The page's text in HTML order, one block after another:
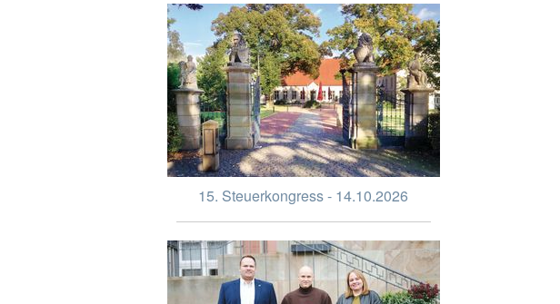
15. Steuerkongress - 14.10.2026